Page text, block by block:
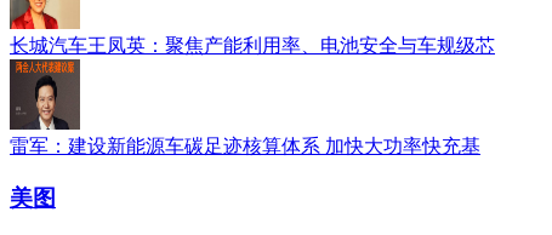
长城汽车王凤英：聚焦产能利用率、电池安全与车规级芯
雷军：建设新能源车碳足迹核算体系 加快大功率快充基
美图